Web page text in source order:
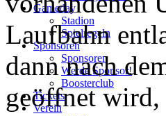
Gameday
Stadion
Spielregeln
Sponsoren
Sponsoren
Werde Sponsor!
Boosterclub
Tickets
Verein
Laufbahn
dann nach
geöffnet wird,